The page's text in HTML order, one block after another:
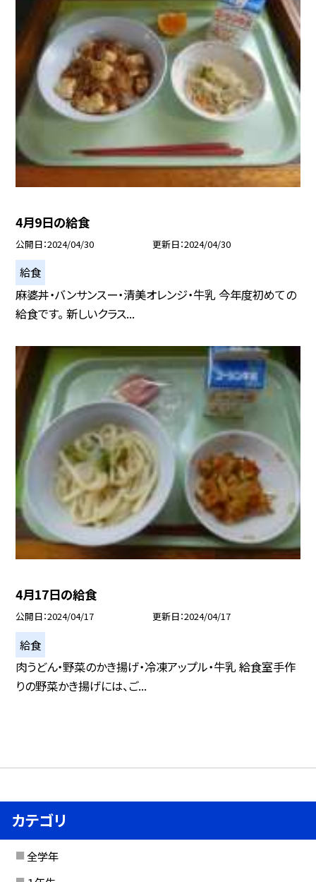
4月9日の給食
公開日 2024/04/30 更新日 2024/04/30
給食
麻婆丼・バンサンスー・清美オレンジ・牛乳 今年度初めての
給食です。 新しいクラス...
4月17日の給食
公開日 2024/04/17 更新日 2024/04/17
給食
肉うどん・野菜のかき揚げ・冷凍アップル・牛乳 給食室手作
りの野菜かき揚げには、ご...
カテゴリ
全学年